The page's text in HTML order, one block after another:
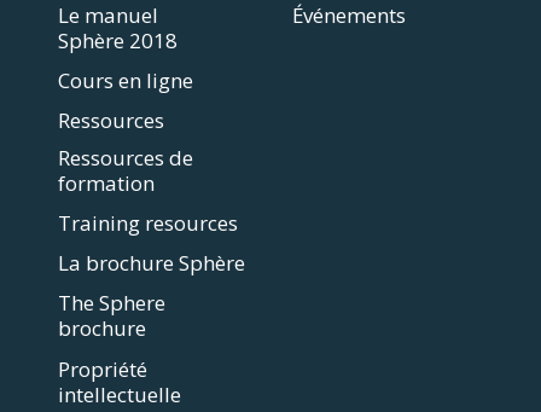
Le manuel
Sphère 2018
Cours en ligne
Ressources
Ressources de
formation
Training resources
La brochure Sphère
The Sphere
brochure
Propriété
intellectuelle
Événements